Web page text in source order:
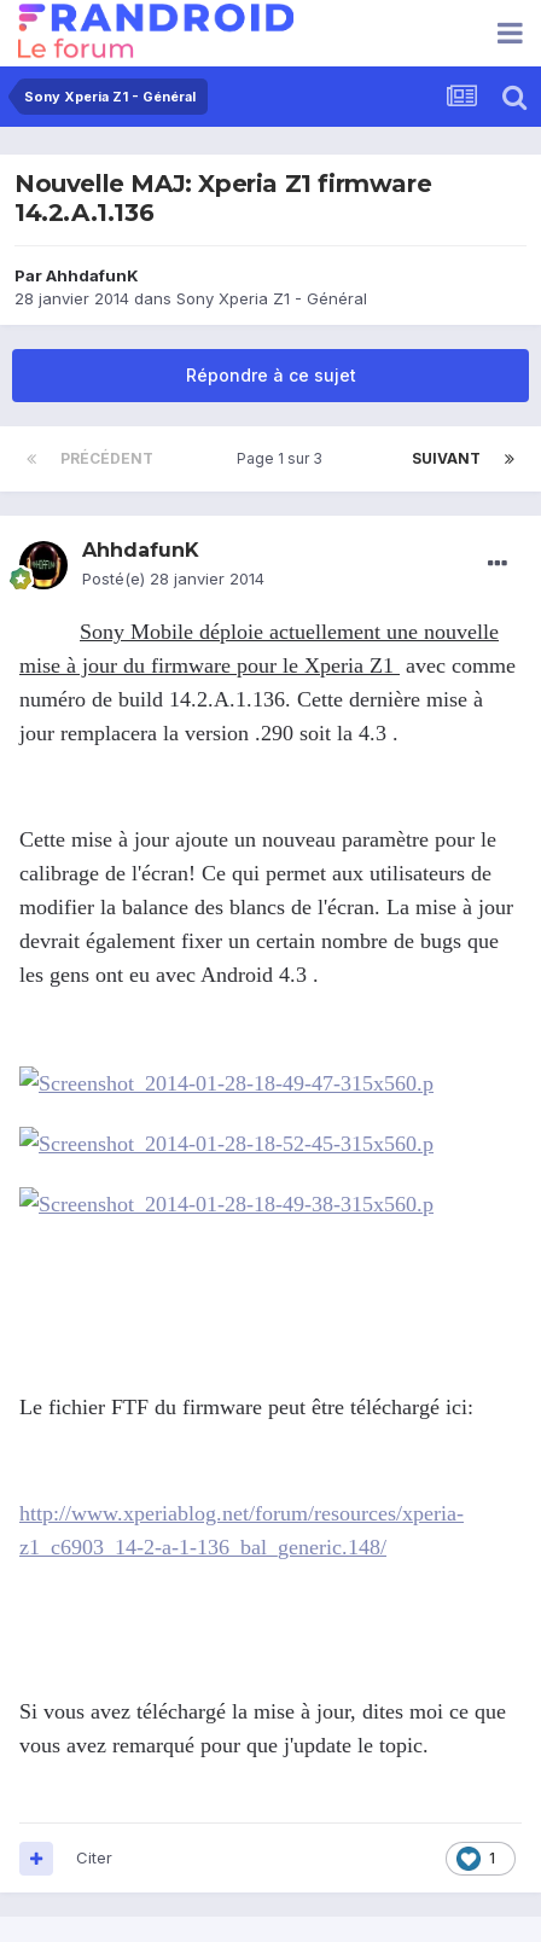
Sony Xperia Z1 - Général
Nouvelle MAJ: Xperia Z1 firmware
14.2.A.1.136
ParAhhdafunK
28 janvier 2014 dans Sony Xperia Z1 - Général
Répondre à ce sujet
PRÉCÉDENT SUIVANT
Page 1 sur 3
AhhdafunK
Posté(e) 28 janvier 2014
Sony Mobile déploie actuellement une nouvelle
mise à jour du firmware pour le Xperia Z1 avec comme
numéro de build 14.2.A.1.136. Cette dernière mise à
jour remplacera la version .290 soit la 4.3 .
Cette mise à jour ajoute un nouveau paramètre pour le
calibrage de l'écran! Ce qui permet aux utilisateurs de
modifier la balance des blancs de l'écran. La mise à jour
devrait également fixer un certain nombre de bugs que
les gens ont eu avec Android 4.3 .
Le fichier FTF du firmware peut être téléchargé ici:
http://www.xperiablog.net/forum/resources/xperia-
z1_c6903_14-2-a-1-136_bal_generic.148/
Si vous avez téléchargé la mise à jour, dites moi ce que
vous avez remarqué pour que j'update le topic.
1
Citer